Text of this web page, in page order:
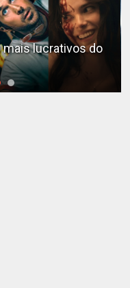
mais lucrativos do